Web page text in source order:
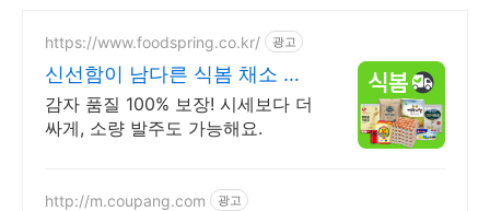
https://www.foodspring.co.kr/ 광고
신선함이 남다른 식봄 채소 사
업자 전용 특가
감자 품질 100% 보장! 시세보다 더
싸게, 소량 발주도 가능해요.
http://m.coupang.com 광고